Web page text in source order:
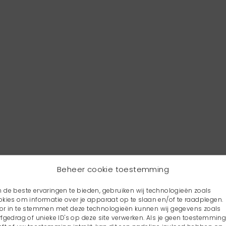
Beheer cookie toestemming
de beste ervaringen te bieden, gebruiken wij technologieën zoals
om informatie over je apparaat op te slaan en/of te raadplegen.
in te stemmen met deze technologieën kunnen wij gegevens zoals
of unieke ID's op deze site verwerken. Als je geen toestemming